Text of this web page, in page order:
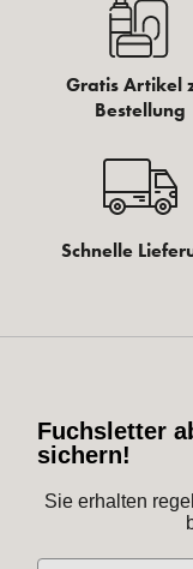
Gratis Artikel
Bestellung
Schnelle
Fuchsletter
sichern!
Sie erhalten